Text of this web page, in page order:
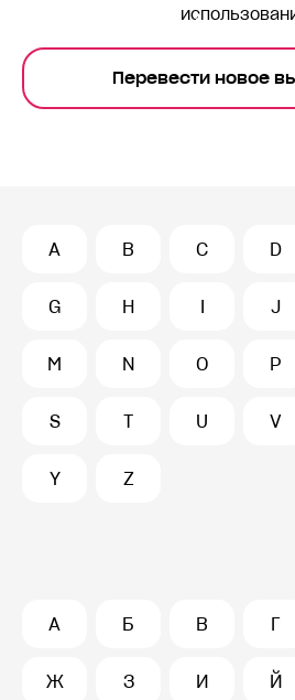
Перевести новое
A B C D
G H I J
M N O P
S T U V
Y Z
А Б В Г
Ж З И Й